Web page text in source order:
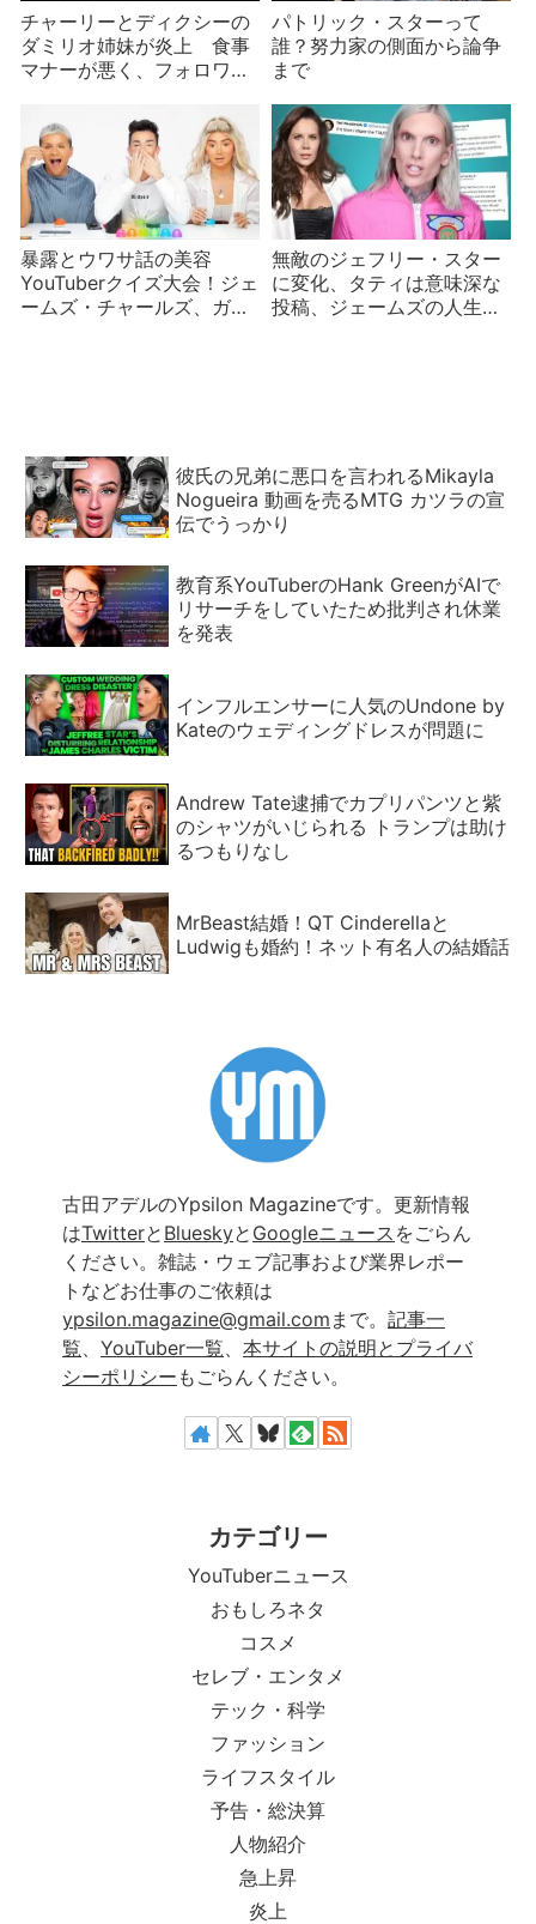
チャーリーとディクシーの
ダミリオ姉妹が炎上 食事
マナーが悪く、フォロワー
パトリック・スターって
誰？努力家の側面から論争
まで
暴露とウワサ話の美容
YouTuberクイズ大会！ジェ
ームズ・チャールズ、ガブ
無敵のジェフリー・スター
に変化、タティは意味深な
投稿、ジェームズの人生の
彼氏の兄弟に悪口を言われるMikayla
Nogueira 動画を売るMTG カツラの宣
伝でうっかり
教育系YouTuberのHank GreenがAIで
リサーチをしていたため批判され休業
を発表
インフルエンサーに人気のUndone by
Kateのウェディングドレスが問題に
Andrew Tate逮捕でカプリパンツと紫
のシャツがいじられる トランプは助け
るつもりなし
MrBeast結婚！QT Cinderellaと
Ludwigも婚約！ネット有名人の結婚話
古田アデルのYpsilon Magazineです。更新情報
はTwitterと Blueskyと Googleニュース をごらん
ください。雑誌・ウェブ記事および業界レポー
トなどお仕事のご依頼は
ypsilon.magazine@gmail.com まで。 記事一
覧
YouTuber一覧
本サイトの説明とプライバ
シーポリシー もごらんください。
カテゴリー
YouTuberニュース
おもしろネタ
コスメ
セレブ・エンタメ
テック・科学
ファッション
ライフスタイル
予告・総決算
人物紹介
急上昇
炎上